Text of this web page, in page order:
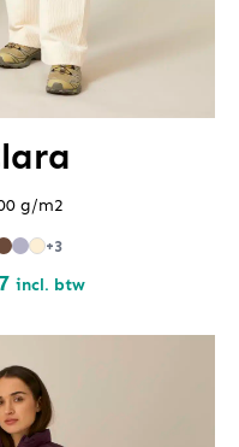
g/m2
+3
Prijsklasse:
€30.07
incl. btw